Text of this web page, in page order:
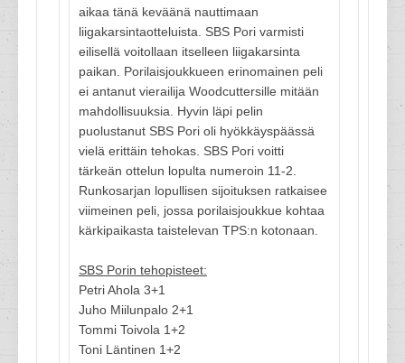
aikaa tänä keväänä nauttimaan
liigakarsintaotteluista. SBS Pori varmisti
eilisellä voitollaan itselleen liigakarsinta
paikan. Porilaisjoukkueen erinomainen peli
ei antanut vierailija Woodcuttersille mitään
mahdollisuuksia. Hyvin läpi pelin
puolustanut SBS Pori oli hyökkäyspäässä
vielä erittäin tehokas. SBS Pori voitti
tärkeän ottelun lopulta numeroin 11-2.
Runkosarjan lopullisen sijoituksen ratkaisee
viimeinen peli, jossa porilaisjoukkue kohtaa
kärkipaikasta taistelevan TPS:n kotonaan.
SBS Porin tehopisteet:
Petri Ahola 3+1
Juho Miilunpalo 2+1
Tommi Toivola 1+2
Toni Läntinen 1+2